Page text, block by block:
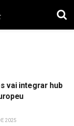
vai integrar hub
2025